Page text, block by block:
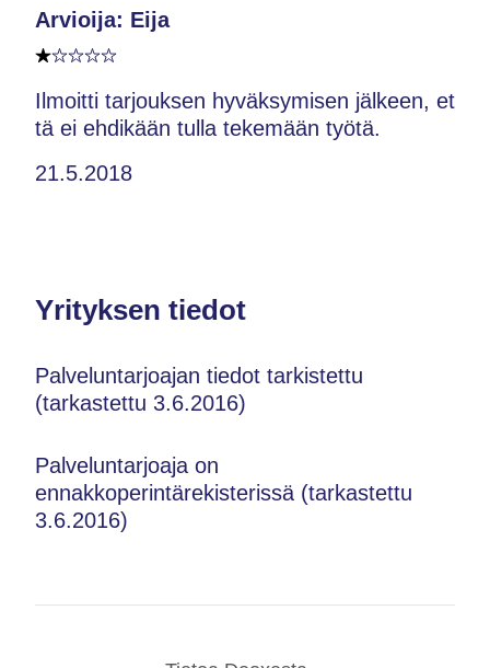
Arvioija: Eija
Ilmoitti tarjouksen hyväksymisen jälkeen, et
tä ei ehdikään tulla tekemään työtä.
21.5.2018
Yrityksen tiedot
Palveluntarjoajan tiedot tarkistettu
(tarkastettu 3.6.2016)
Palveluntarjoaja on
ennakkoperintärekisterissä (tarkastettu
3.6.2016)